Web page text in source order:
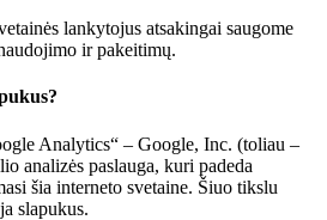
lankytojus atsakingai saugome
ir pakeitimų.
Analytics“ – Google, Inc. (toliau –
analizės paslauga, kuri padeda
šia interneto svetaine. Šiuo tikslu
slapukus.